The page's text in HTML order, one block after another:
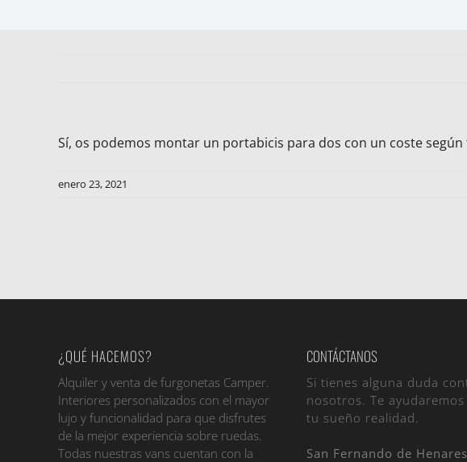
Sí, os podemos montar un portabicis para dos con un coste según
enero 23, 2021
¿QUÉ HACEMOS?
Alquiler y venta de furgonetas Camper.
Interiores personalizados con el mayor
lujo y funcionalidad para que disfrutes
de la mejor experiencia sobre ruedas.
Todas nuestras vans cuentan con la
CONTÁCTANOS
Si tienes alguna duda
nosotros. Te
tu sueño realidad.
San Fernando de Henares